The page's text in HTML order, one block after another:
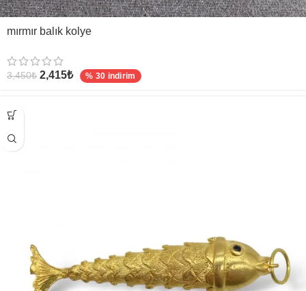
mırmır balık kolye
3,450₺ 2,415₺ % 30 indirim